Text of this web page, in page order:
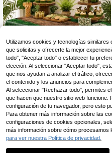
3 piezas de manteles con tema de
dinosaurios de bosque, adecuados
para fiestas de dinosaurios de la jun
gla, baby shower, picnic, camping, t
amaño 105 x 54 pulgadas
40 Left
4
Utilizamos cookies y tecnologías similares
que solicitas y ofrecerte la mejor
todo", "Aceptar todo" o establecer tu
elección. Al seleccionar "Aceptar todo",
que nos ayudan a analizar el tráfico,
el contenido y los anuncios para
Al seleccionar "Rechazar todo", permites
que hacen que nuestro sitio web funcione.
configuración de tu navegador, pero esto
Para obtener más información sobre las
configuraciones de cookies opcionales,
más información sobre cómo procesamos
para ver nuestra Política de privacidad.